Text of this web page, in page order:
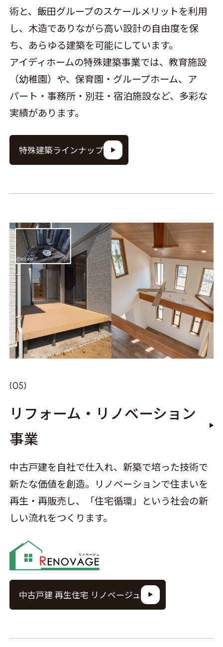
術と、飯田グループのスケールメリットを利用
し、木造でありながら高い設計の自由度を保
ち、あらゆる建築を可能にしています。
アイディホームの特殊建築事業では、教育施設
（幼稚園）や、保育園・グループホーム、ア
パート・事務所・別荘・宿泊施設など、多彩な
実績があります。
特殊建築ラインナップ
リフォーム・リノベーション
事業
中古戸建を自社で仕入れ、新築で培った技術で
新たな価値を創造。リノベーションで住まいを
再生・再販売し、「住宅循環」という社会の新
しい流れをつくります。
中古戸建 再生住宅 リノベージュ